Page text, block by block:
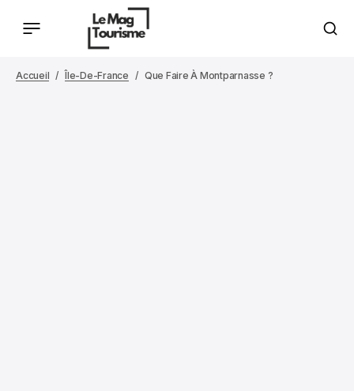
Accueil Île-De-France Que Faire À Montparnasse ?